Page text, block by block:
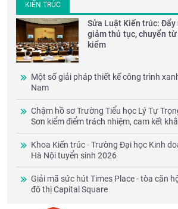
KIẾN TRÚC
Sửa Luật Kiến trúc: Đẩy
giảm thủ tục, chuyển
kiểm
Một số giải pháp thiết kế công trình
Nam
Chậm hồ sơ Trường Tiểu học Lý Tự
Sơn kiểm điểm trách nhiệm, cam kết
Khoa Kiến trúc - Trường Đại học Kinh
Hà Nội tuyển sinh 2026
Giải mã sức hút Times Place - tòa căn
đô thị Capital Square